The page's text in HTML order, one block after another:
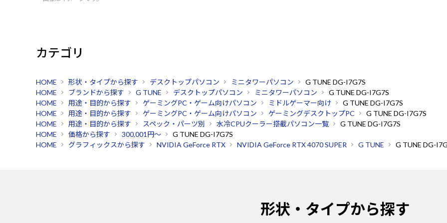
カテゴリ
HOME 形状・タイプから探す デスクトップパソコン ミニタワーパソコン
G TUNE DG-I7G7S
HOME
ブランドから探す G TUNE デスクトップパソコン ミニタワーパソコン
G TUNE DG-I7G7S
HOME
用途・目的から探す ゲーミングPC・ゲーム向けパソコン ミドルゲーマー向け
G TUNE DG-I7G7S
HOME
用途・目的から探す ゲーミングPC・ゲーム向けパソコン ゲーミングデスクトップPC
G TUNE DG-I7G7S
HOME
用途・目的から探す スペック・パーツ別 水冷CPUクーラー搭載パソコン一覧
G TUNE DG-I7G7S
HOME
価格から探す 300,001円～
G TUNE DG-I7G7S
HOME
グラフィックスから探す NVIDIA GeForce RTX NVIDIA GeForce RTX 4070 SUPER G TUNE G TUNE DG-
形状・タイプから探す